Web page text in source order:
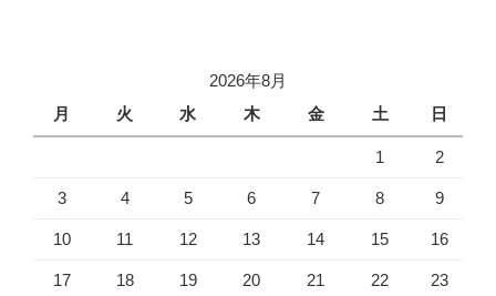
2026年8月
月
火 水 木 金 土 日
1 2
3 4 5 6 7 8 9
10 11 12 13 14 15 16
17 18 19 20 21 22 23